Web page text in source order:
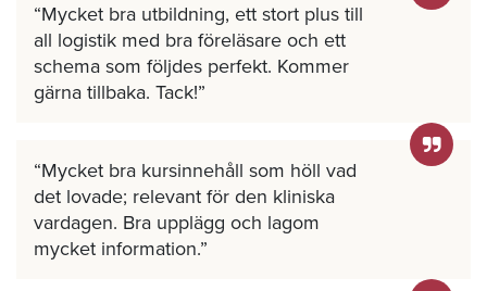
Mycket bra utbildning, ett stort plus till
all logistik med bra föreläsare och ett
schema som följdes perfekt. Kommer
gärna tillbaka. Tack!
Mycket bra kursinnehåll som höll vad
det lovade; relevant för den kliniska
vardagen. Bra upplägg och lagom
mycket information.